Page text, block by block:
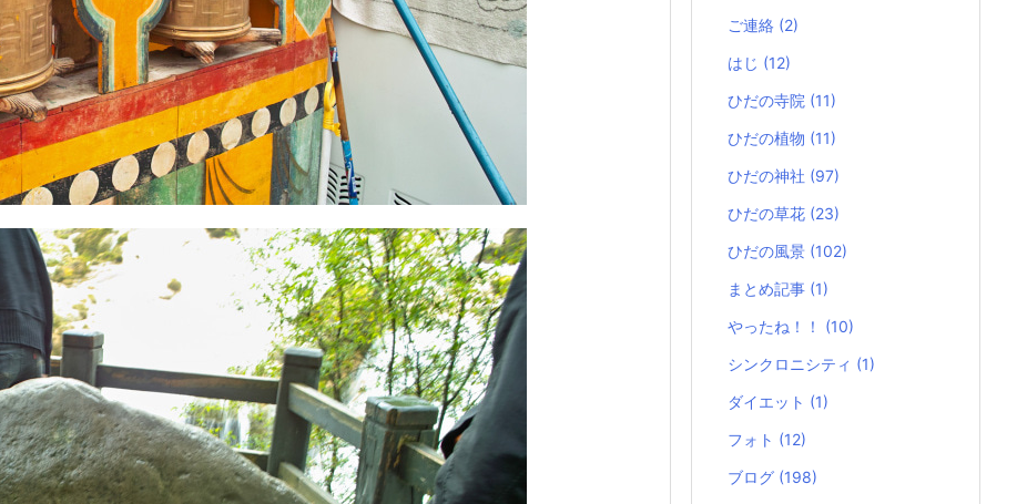
ご連絡 (2)
はじ (12)
ひだの寺院 (11)
ひだの植物 (11)
ひだの神社 (97)
ひだの草花 (23)
ひだの風景 (102)
まとめ記事 (1)
やったね！！ (10)
シンクロニシティ (1)
ダイエット (1)
フォト (12)
ブログ (198)